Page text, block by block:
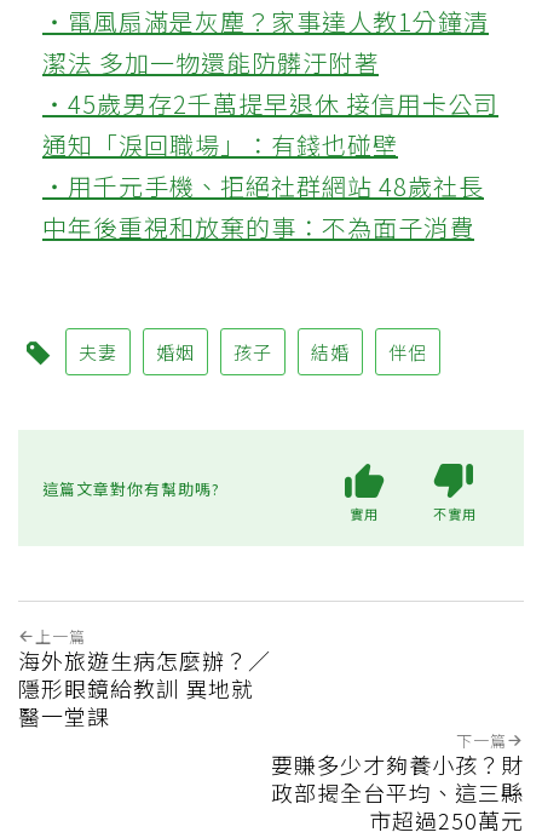
‧電風扇滿是灰塵？家事達人教1分鐘清
潔法 多加一物還能防髒汙附著
‧45歲男存2千萬提早退休 接信用卡公司
通知「淚回職場」：有錢也碰壁
‧用千元手機、拒絕社群網站 48歲社長
中年後重視和放棄的事：不為面子消費
夫妻 婚姻 孩子 結婚 伴侶
這篇文章對你有幫助嗎?
實用 不實用
上一篇
海外旅遊生病怎麼辦？／
隱形眼鏡給教訓 異地就
醫一堂課
下一篇
要賺多少才夠養小孩？財
政部揭全台平均、這三縣
市超過250萬元